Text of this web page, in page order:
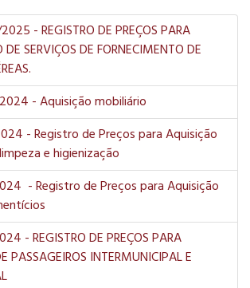
- REGISTRO DE PREÇOS PARA
SERVIÇOS DE FORNECIMENTO DE
- Aquisição mobiliário
- Registro de Preços para Aquisição
e higienização
- Registro de Preços para Aquisição
- REGISTRO DE PREÇOS PARA
PASSAGEIROS INTERMUNICIPAL E